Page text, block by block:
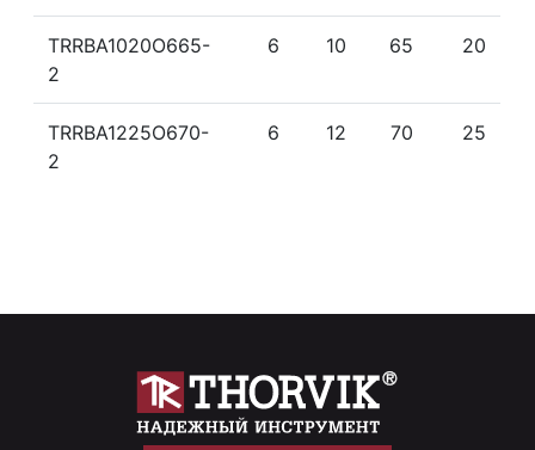
TRRBA1020О665-
2
6 10 65 20
TRRBA1225О670-
2
6 12 70 25